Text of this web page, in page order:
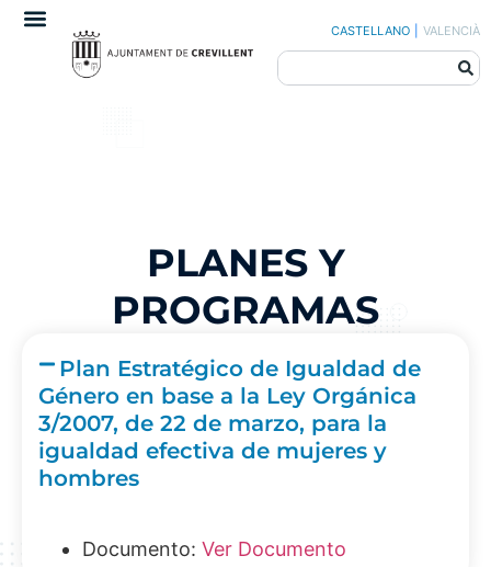
CASTELLANO VALENCIÀ
PLANES Y
PROGRAMAS
Plan Estratégico de Igualdad de
Género en base a la Ley Orgánica
3/2007, de 22 de marzo, para la
igualdad efectiva de mujeres y
hombres
Documento: Ver Documento